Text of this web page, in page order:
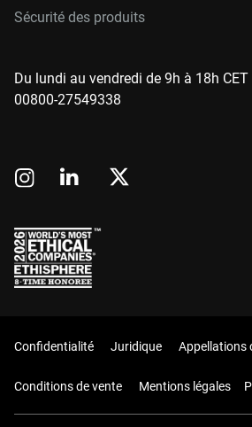
Sécurité des produits
Du lundi au vendredi de 9h à 18h CET
00800-27549338
Confidentialité Juridique Appellations
Conditions de vente Mentions légales